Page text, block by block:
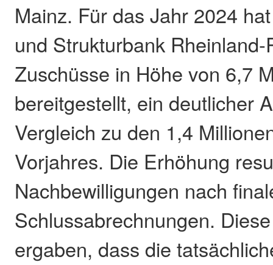
Mainz. Für das Jahr 2024
und Strukturbank
Zuschüsse in Höhe von 6,7
bereitgestellt, ein deutlicher
Vergleich zu den 1,4
Vorjahres. Die Erhöhung
Nachbewilligungen nach
Schlussabrechnungen.
ergaben, dass die